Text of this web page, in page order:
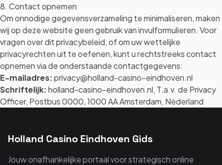
8. Contact opnemen
Om onnodige gegevensverzameling te minimaliseren, maken
wij op deze website geen gebruik van invulformulieren. Voor
vragen over dit privacybeleid, of om uw wettelijke
privacyrechten uit te oefenen, kunt u rechtstreeks contact
opnemen via de onderstaande contactgegevens:
E-mailadres:privacy@holland-casino-eindhoven.nl
Schriftelijk:holland-casino-eindhoven.nl, T.a.v. de Privacy
Officer, Postbus 0000, 1000 AA Amsterdam, Nederland
Holland Casino Eindhoven Gids
Jouw onafhankelijke portaal voor strategisch online